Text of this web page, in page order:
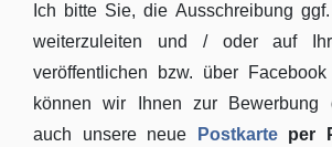
Ich bitte Sie, die Ausschreibung
weiterzuleiten und / oder auf
veröffentlichen bzw. über
können wir Ihnen zur Bewerbung
auch unsere neue
Postkarteper